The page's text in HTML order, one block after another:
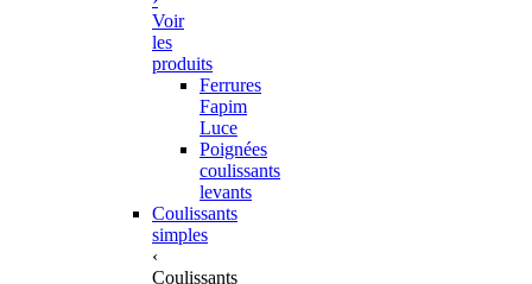
Voir
les
produits
Ferrures
Fapim
Luce
Poignées
coulissants
levants
Coulissants
simples
‹
Coulissants